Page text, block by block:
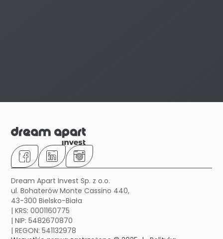
Dream Apart Invest Sp. z o.o.
ul. Bohaterów Monte Cassino 440,
43-300 Bielsko-Biała
| KRS: 0001160775
| NIP: 5482670870
| REGON: 541132978